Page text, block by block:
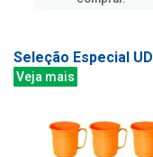
Seleção Especial UD
Veja mais